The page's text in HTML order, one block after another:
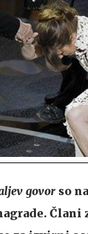
govor so
Člani